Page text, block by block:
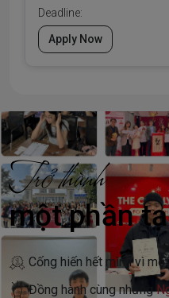
Deadline:
Apply Now
Trở thành
một phần
Cống hiến hết mình vì
Đồng hành cùng những